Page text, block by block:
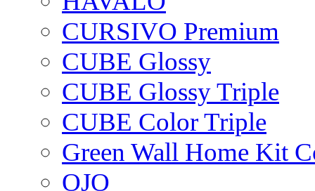
CURSIVO Premium
CUBE Glossy
CUBE Glossy Triple
CUBE Color Triple
Green Wall Home Kit
OJO